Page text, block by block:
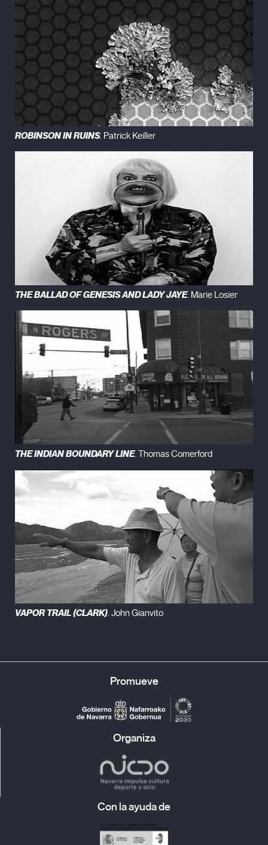
ROBINSON IN RUINS. Patrick Keiller
THE BALLAD OF GENESIS AND LADY JAYE. Marie Losier
THE INDIAN BOUNDARY LINE. Thomas Comerford
VAPOR TRAIL (CLARK). John Gianvito
Promueve
Organiza
Con la ayuda de